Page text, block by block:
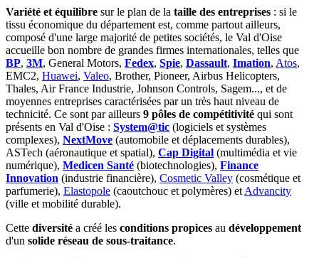
Variété et équilibre sur le plan de la taille des entreprises : si le
tissu économique du département est, comme partout ailleurs,
composé d'une large majorité de petites sociétés, le Val d'Oise
accueille bon nombre de grandes firmes internationales, telles que
BP, 3M, General Motors, Fedex, Spie, Dassault, Imation, Atos,
EMC2, Huawei, Valeo, Brother, Pioneer, Airbus Helicopters,
Thales, Air France Industrie, Johnson Controls, Sagem..., et de
moyennes entreprises caractérisées par un très haut niveau de
technicité. Ce sont par ailleurs 9 pôles de compétitivité qui sont
présents en Val d'Oise : System@tic (logiciels et systèmes
complexes), NextMove (automobile et déplacements durables),
ASTech (aéronautique et spatial), Cap Digital (multimédia et vie
numérique), Medicen Santé (biotechnologies), Finance
Innovation (industrie financière), Cosmetic Valley (cosmétique et
parfumerie), Elastopole (caoutchouc et polymères) etAdvancity
(ville et mobilité durable).
Cette diversité a créé les conditions propices au développement
d'un solide réseau de sous-traitance.